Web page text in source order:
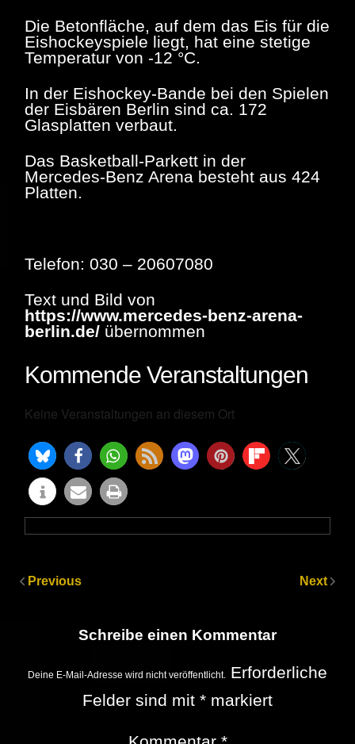
Die Betonfläche, auf dem das Eis für die
Eishockeyspiele liegt, hat eine stetige
Temperatur von -12 °C.
In der Eishockey-Bande bei den Spielen
der Eisbären Berlin sind ca. 172
Glasplatten verbaut.
Das Basketball-Parkett in der
Mercedes-Benz Arena besteht aus 424
Platten.
Telefon: 030 – 20607080
Text und Bild von
https://www.mercedes-benz-arena-
berlin.de/ übernommen
Kommende Veranstaltungen
Keine Veranstaltungen an diesem Ort
Previous Next
Schreibe einen Kommentar
Deine E-Mail-Adresse wird nicht veröffentlicht.
Erforderliche
Felder sind mit * markiert